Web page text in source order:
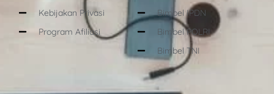
Kebijakan Privasi
Program Afiliasi
Bimbel IPDN
Bimbel POLRI
Bimbel TNI